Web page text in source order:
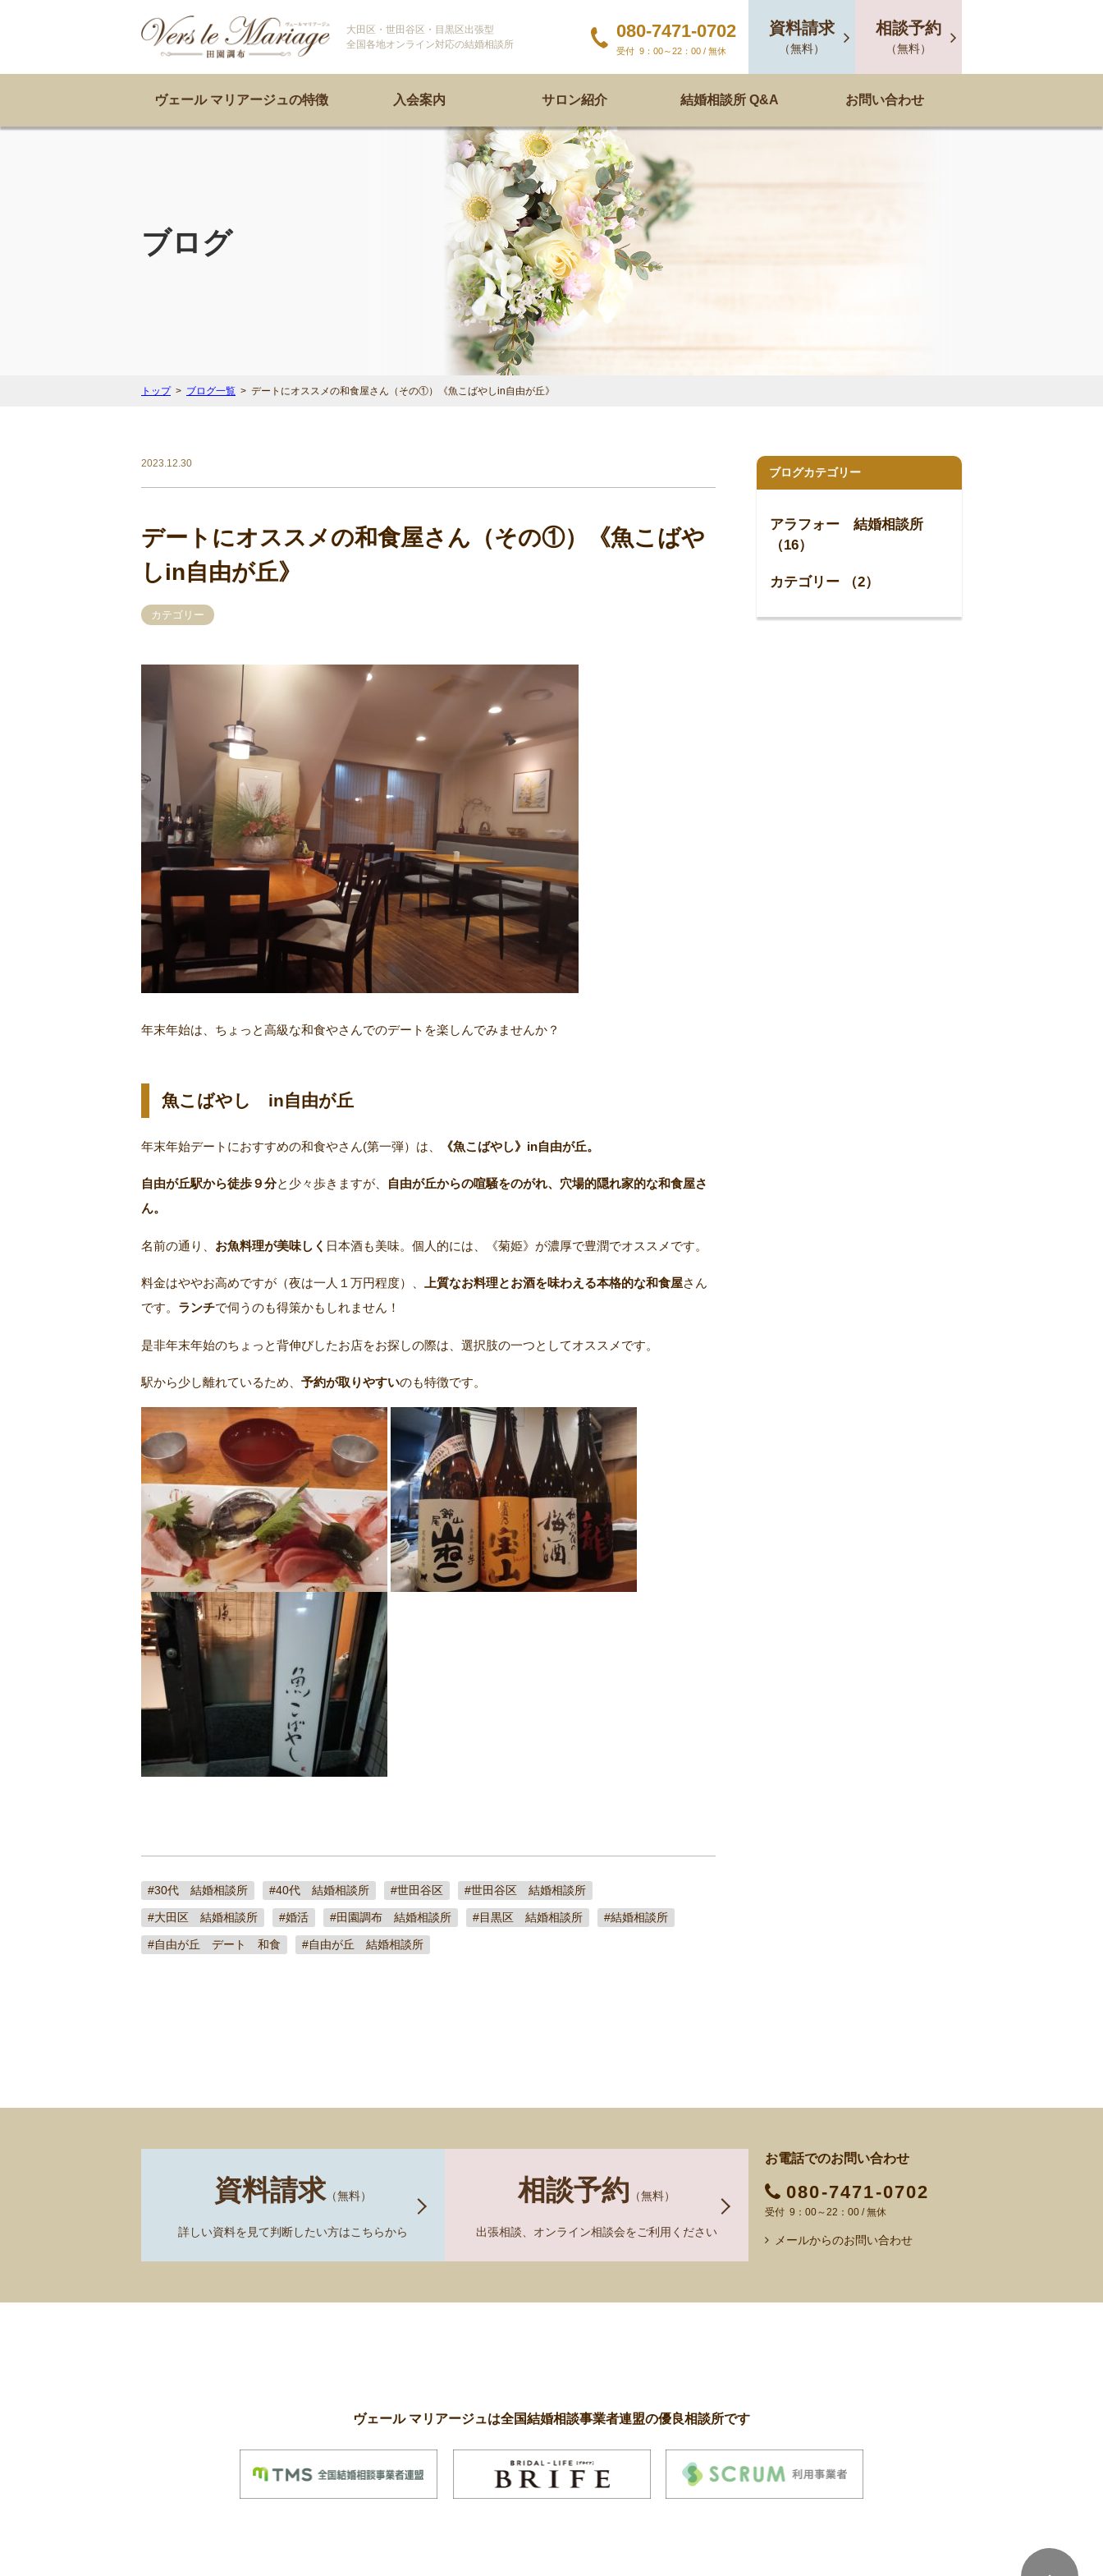
大田区・世田谷区・目黒区出張型
全国各地オンライン対応の結婚相談所
080-7471-0702
9：00～22：00 / 無休
資料請求
（無料）
相談予約
（無料）
ヴェール マリアージュの特徴 入会案内 サロン紹介 結婚相談所 Q&A お問い合わせ
ブログ
トップ ブログ一覧 デートにオススメの和食屋さん（その①）《魚こばやしin自由が丘》
2023.12.30
デートにオススメの和食屋さん（その①）《魚こばや
しin自由が丘》
カテゴリー
年末年始は、ちょっと高級な和食やさんでのデートを楽しんでみませんか？
魚こばやし in自由が丘
年末年始デートにおすすめの和食やさん(第一弾）は、 《魚こばやし》in自由が丘。
自由が丘駅から徒歩９分と少々歩きますが、
自由が丘からの喧騒をのがれ、穴場的隠れ家的な和食屋さ
ん。
名前の通り、 お魚料理が美味しく 日本酒も美味。個人的には、《菊姫》が濃厚で豊潤でオススメです。
料金はややお高めですが（夜は一人１万円程度）、 上質なお料理とお酒を味わえる本格的な和食屋さん
です。 ランチで伺うのも得策かもしれません！
是非年末年始のちょっと背伸びしたお店をお探しの際は、選択肢の一つとしてオススメです。
駅から少し離れているため、 予約が取りやすいのも特徴です。
#30代 結婚相談所 #40代 結婚相談所 #世田谷区 #世田谷区 結婚相談所
#大田区 結婚相談所 #婚活 #田園調布 結婚相談所 #目黒区 結婚相談所 #結婚相談所
#自由が丘 デート 和食 #自由が丘 結婚相談所
ブログカテゴリー
アラフォー 結婚相談所
（16）
カテゴリー （2）
資料請求（無料）
詳しい資料を見て判断したい方はこちらから
相談予約 （無料）
出張相談、オンライン相談会をご利用ください
お電話でのお問い合わせ
080-7471-0702
9：00～22：00 / 無休
メールからのお問い合わせ
ヴェール マリアージュは全国結婚相談事業者連盟の優良相談所です